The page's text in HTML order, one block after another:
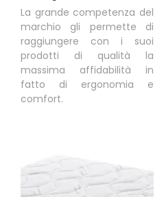
La grande competenza del
marchio gli permette di
raggiungere con i suoi
prodotti di qualità la
massima affidabilità in
fatto di ergonomia e
comfort.